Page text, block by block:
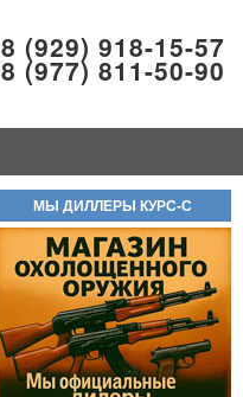
8 (929) 918-15-57
8 (977) 811-50-90
МЫ ДИЛЛЕРЫ КУРС-С
ОПТ!! В полном комплекте!
Самовывоз доступен по трем
адресам.
55 000руб.
Баллон СО2 Quarta 12гр.
60руб.